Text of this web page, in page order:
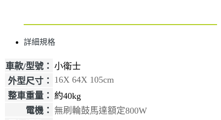
詳細規格
車款/型號： 小衛士
外型尺寸： 16X 64X 105cm
整車重量： 約40kg
電機： 無刷輪鼓馬達額定800W